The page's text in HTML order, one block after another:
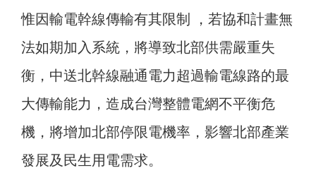
惟因輸電幹線傳輸有其限制 ，若協和計畫無
法如期加入系統，將導致北部供需嚴重失
衡，中送北幹線融通電力超過輸電線路的最
大傳輸能力，造成台灣整體電網不平衡危
機，將增加北部停限電機率，影響北部產業
發展及民生用電需求。